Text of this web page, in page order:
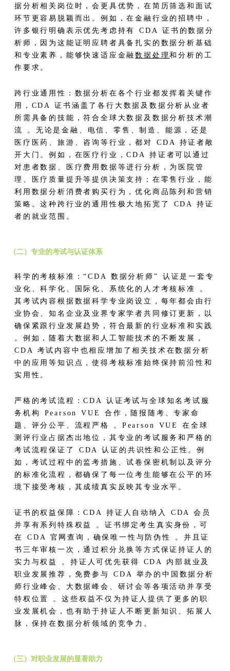
据分析相关岗位时，会更具优势，在简历筛选和面试
环节更容易脱颖而出。例如，在金融行业的招聘中，
许多银行明确表示优先考虑持有 CDA 证书的数据分
析师，因为这能证明应聘者具备扎实的数据分析基础
和专业素养，能够快速适应金融数据处理和分析的工
作要求。​
跨行业通用性：数据分析在各个行业都发挥着关键作
用，CDA 证书涵盖了各行大数据及数据分析从业者
所需具备的技能，符合全球大数据及数据分析技术潮
流 。无论是金融、电信、零售、制造、能源，还是
医疗医药、旅游、咨询等行业，都对 CDA 持证者敞
开大门。例如，在医疗行业，CDA 持证者可以通过
对患者数据、医疗费用数据等进行分析，为医院管
理、医疗质量提升等提供决策支持；在零售行业，能
利用数据分析消费者购买行为，优化商品陈列和营销
策略。这种跨行业的通用性极大地拓宽了 CDA 持证
者的就业范围。​
（二）专业的考试与认证体系​
科学的考核标准：“CDA 数据分析师” 认证是一套专
业化、科学化、国际化、系统化的人才考核标准 。
其考试内容根据数据科学专业岗设立，每年都会由行
业协会、知名企业及业界专家学者共同修订更新，以
确保紧跟行业发展趋势，符合最新的行业标准和实践
。例如，随着大数据和人工智能技术的不断发展，
CDA 考试内容中也相应增加了相关技术在数据分析
中的应用等知识点，使得考核标准始终保持前沿性和
实用性。​
严格的考试流程：CDA 认证考试与全球知名考试服
务机构 Pearson VUE 合作，随报随考、专家命
题、评分公平、流程严格 。Pearson VUE 在全球
测评行业占据杰出地位，其专业的考试服务和严格的
考试流程保证了 CDA 认证的共识性和公正性。例
如，考试过程中的监考措施、试卷保密机制以及评分
的标准化流程，都确保了每一位考生能够在公平的环
境下接受考核，其成绩真实反映其专业水平。​
证书的权益保障：CDA 持证人自动纳入 CDA 会员
并享有系列特殊权益 。证书绑定考生真实身份，可
在 CDA 官网查询，确保唯一性与防伪性 。并且证
书三年审核一次，通过积分兑换等方式保证持证人的
实力与权益 。持证人可优先获得 CDA 内部就业及
职业发展推荐，免费参与 CDA 举办的中国数据分析
师行业峰会、大数据峰会、研讨会等各项活动并享受
特权位置 。这些权益不仅为持证人提供了更多的职
业发展机会，也有助于持证人不断更新知识、拓展人
脉，保持在数据分析领域的竞争力。​
（三）对职业发展的显著助力​